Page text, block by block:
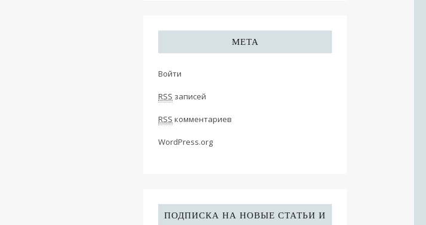
МЕТА
Войти
RSS записей
RSS комментариев
WordPress.org
ПОДПИСКА НА НОВЫЕ СТАТЬИ И